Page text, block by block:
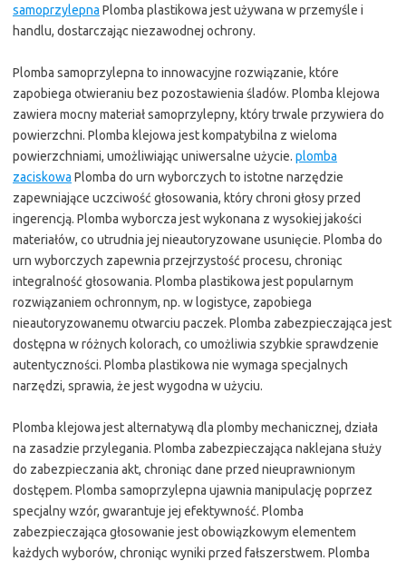
samoprzylepna Plomba plastikowa jest używana w przemyśle i
handlu, dostarczając niezawodnej ochrony.
Plomba samoprzylepna to innowacyjne rozwiązanie, które
zapobiega otwieraniu bez pozostawienia śladów. Plomba klejowa
zawiera mocny materiał samoprzylepny, który trwale przywiera do
powierzchni. Plomba klejowa jest kompatybilna z wieloma
powierzchniami, umożliwiając uniwersalne użycie. plomba
zaciskowa Plomba do urn wyborczych to istotne narzędzie
zapewniające uczciwość głosowania, który chroni głosy przed
ingerencją. Plomba wyborcza jest wykonana z wysokiej jakości
materiałów, co utrudnia jej nieautoryzowane usunięcie. Plomba do
urn wyborczych zapewnia przejrzystość procesu, chroniąc
integralność głosowania. Plomba plastikowa jest popularnym
rozwiązaniem ochronnym, np. w logistyce, zapobiega
nieautoryzowanemu otwarciu paczek. Plomba zabezpieczająca jest
dostępna w różnych kolorach, co umożliwia szybkie sprawdzenie
autentyczności. Plomba plastikowa nie wymaga specjalnych
narzędzi, sprawia, że jest wygodna w użyciu.
Plomba klejowa jest alternatywą dla plomby mechanicznej, działa
na zasadzie przylegania. Plomba zabezpieczająca naklejana służy
do zabezpieczania akt, chroniąc dane przed nieuprawnionym
dostępem. Plomba samoprzylepna ujawnia manipulację poprzez
specjalny wzór, gwarantuje jej efektywność. Plomba
zabezpieczająca głosowanie jest obowiązkowym elementem
każdych wyborów, chroniąc wyniki przed fałszerstwem. Plomba